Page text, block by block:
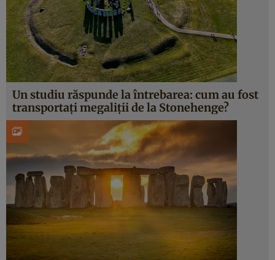
Un studiu răspunde la întrebarea: cum au fost
transportați megaliții de la Stonehenge?